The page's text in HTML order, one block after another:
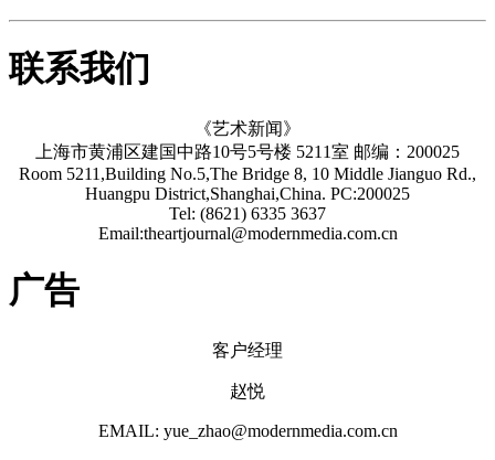
联系我们
《艺术新闻》
上海市黄浦区建国中路10号5号楼 5211室 邮编：200025
Room 5211,Building No.5,The Bridge 8, 10 Middle Jianguo Rd.,
Huangpu District,Shanghai,China. PC:200025
Tel: (8621) 6335 3637
Email:theartjournal@modernmedia.com.cn
广告
客户经理
赵悦
EMAIL: yue_zhao@modernmedia.com.cn